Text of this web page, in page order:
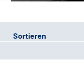
Sortieren